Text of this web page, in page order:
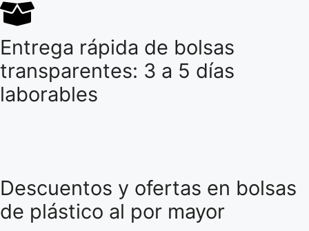
Entrega rápida de bolsas
transparentes: 3 a 5 días
laborables
Descuentos y ofertas en bolsas
de plástico al por mayor